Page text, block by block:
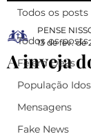
Todos os posts
Fé em Deus
População
Mensagens
Fake News
Todos os posts
A inveja
PENSE
13 de fev. de